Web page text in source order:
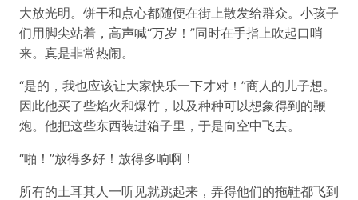
大放光明。饼干和点心都随便在街上散发给群众。小孩子
们用脚尖站着，高声喊“万岁！”同时在手指上吹起口哨
来。真是非常热闹。
“是的，我也应该让大家快乐一下才对！”商人的儿子想。
因此他买了些焰火和爆竹，以及种种可以想象得到的鞭
炮。他把这些东西装进箱子里，于是向空中飞去。
“啪！”放得多好！放得多响啊！
所有的土耳其人一听见就跳起来，弄得他们的拖鞋都飞到